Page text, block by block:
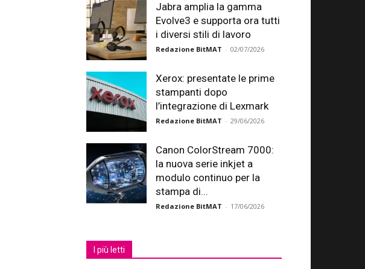
Jabra amplia la gamma
Evolve3 e supporta ora tutti
i diversi stili di lavoro
Redazione BitMAT - 02/07/2026
Xerox: presentate le prime
stampanti dopo
l’integrazione di Lexmark
Redazione BitMAT - 29/06/2026
Canon ColorStream 7000:
la nuova serie inkjet a
modulo continuo per la
stampa di...
Redazione BitMAT - 17/06/2026
I più letti